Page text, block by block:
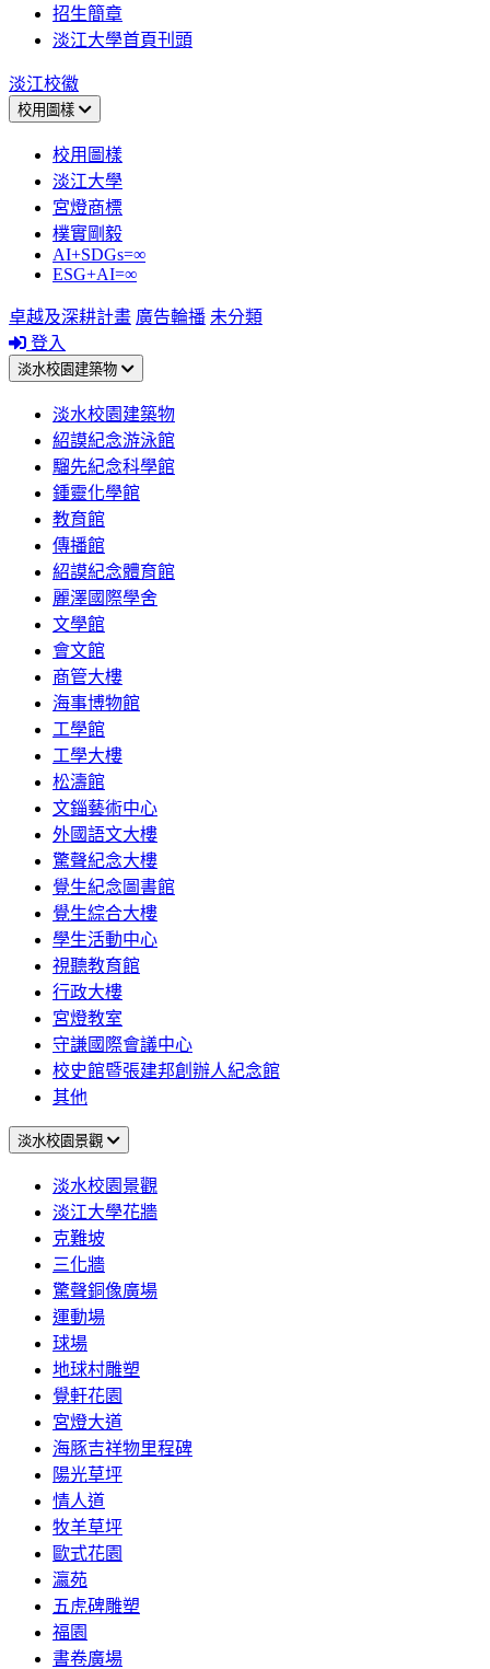
招生簡章
淡江大學首頁刊頭
淡江校徽
校用圖樣
校用圖樣
淡江大學
宮燈商標
樸實剛毅
AI+SDGs=∞
ESG+AI=∞
卓越及深耕計畫 廣告輪播 未分類
登入
淡水校園建築物
淡水校園建築物
紹謨紀念游泳館
騮先紀念科學館
鍾靈化學館
教育館
傳播館
紹謨紀念體育館
麗澤國際學舍
文學館
會文館
商管大樓
海事博物館
工學館
工學大樓
松濤館
文錙藝術中心
外國語文大樓
驚聲紀念大樓
覺生紀念圖書館
覺生綜合大樓
學生活動中心
視聽教育館
行政大樓
宮燈教室
守謙國際會議中心
校史館暨張建邦創辦人紀念館
其他
淡水校園景觀
淡水校園景觀
淡江大學花牆
克難坡
三化牆
驚聲銅像廣場
運動場
球場
地球村雕塑
覺軒花園
宮燈大道
海豚吉祥物里程碑
陽光草坪
情人道
牧羊草坪
歐式花園
瀛苑
五虎碑雕塑
福園
書卷廣場